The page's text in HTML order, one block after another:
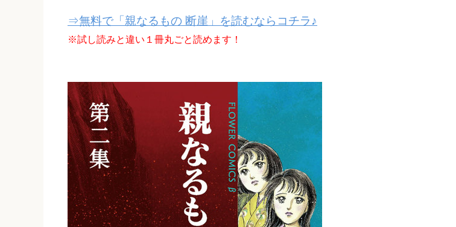
⇒無料で「親なるもの 断崖」を読むならコチラ♪
※試し読みと違い１冊丸ごと読めます！